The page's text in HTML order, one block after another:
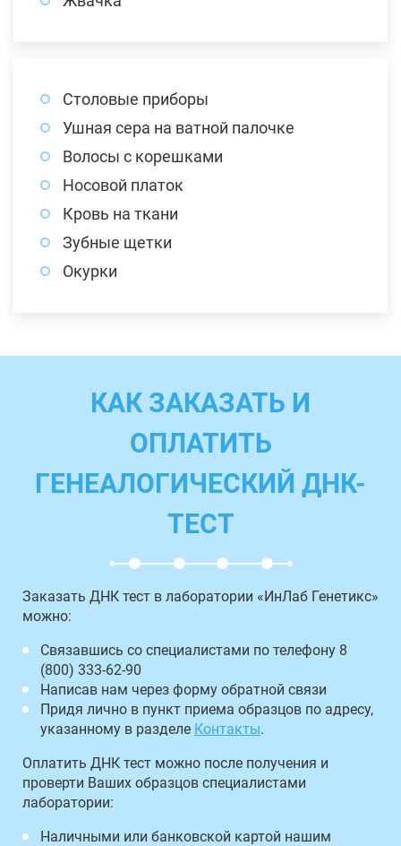
Столовые приборы
Ушная сера на ватной палочке
Волосы с корешками
Носовой платок
Кровь на ткани
Зубные щетки
Окурки
КАК ЗАКАЗАТЬ И
ОПЛАТИТЬ
ГЕНЕАЛОГИЧЕСКИЙ ДНК-
ТЕСТ
Заказать ДНК тест в лаборатории «ИнЛаб Генетикс»
можно:
Связавшись со специалистами по телефону 8
(800) 333-62-90
Написав нам через форму обратной связи
Придя лично в пункт приема образцов по адресу,
указанному в разделе Контакты.
Оплатить ДНК тест можно после получения и
проверти Ваших образцов специалистами
лаборатории:
Наличными или банковской картой нашим